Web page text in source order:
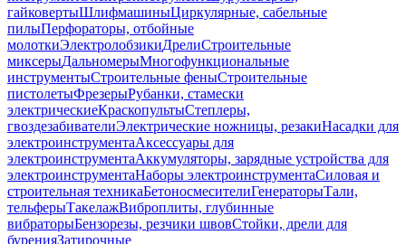
гайковертыШлифмашиныЦиркулярные, сабельные
пилыПерфораторы, отбойные
молоткиЭлектролобзикиДрелиСтроительные
миксерыДальномерыМногофункциональные
инструментыСтроительные феныСтроительные
пистолетыФрезерыРубанки, стамески
электрическиеКраскопультыСтеплеры,
гвоздезабивателиЭлектрические ножницы, резакиНасадки для
электроинструментаАксессуары для
электроинструментаАккумуляторы, зарядные устройства для
электроинструментаНаборы электроинструментаСиловая и
строительная техникаБетоносмесителиГенераторыТали,
тельферыТакелажВиброплиты, глубинные
вибраторыБензорезы, резчики швовСтойки, дрели для
буренияЗатирочные